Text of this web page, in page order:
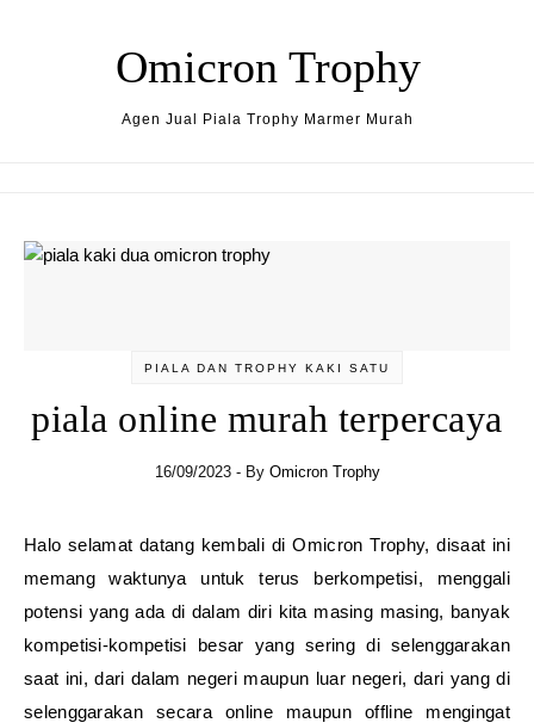
Omicron Trophy
Agen Jual Piala Trophy Marmer Murah
PIALA DAN TROPHY KAKI SATU
piala online murah terpercaya
16/09/2023 - By Omicron Trophy
Halo selamat datang kembali di Omicron Trophy, disaat ini
memang waktunya untuk terus berkompetisi, menggali
potensi yang ada di dalam diri kita masing masing, banyak
kompetisi-kompetisi besar yang sering di selenggarakan
saat ini, dari dalam negeri maupun luar negeri, dari yang di
selenggarakan secara online maupun offline mengingat